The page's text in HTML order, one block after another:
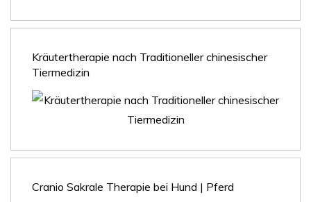
Kräutertherapie nach Traditioneller chinesischer
Tiermedizin
Cranio Sakrale Therapie bei Hund | Pferd